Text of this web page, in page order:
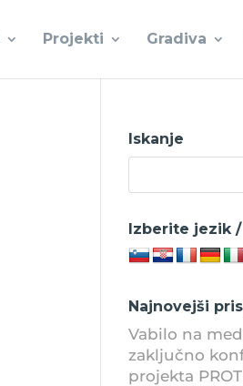
Projekti Gradiva
Iskanje
Izberite jezik
Najnovejši
Vabilo na
zaključno
projekta